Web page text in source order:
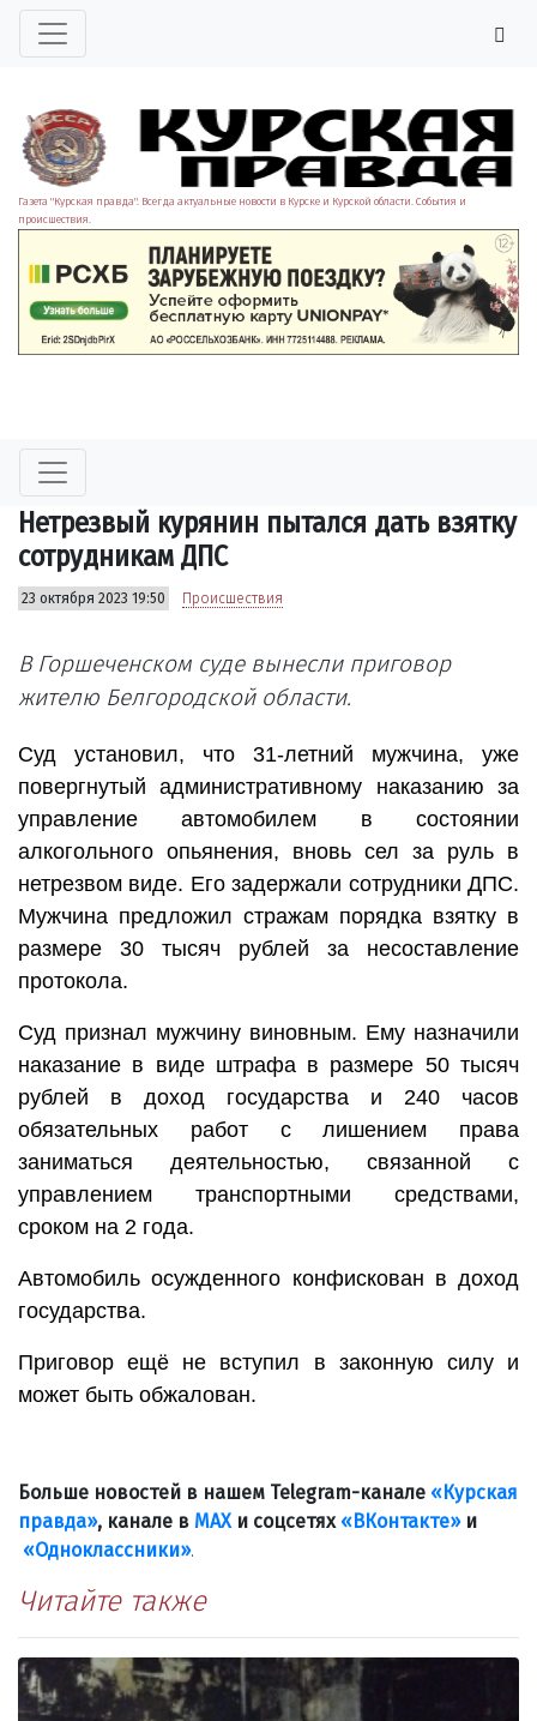
Газета "Курская правда". Всегда актуальные новости в Курске и Курской области. События и
происшествия.
Нетрезвый курянин пытался дать взятку
сотрудникам ДПС
23 октября 2023 19:50 Происшествия
В Горшеченском суде вынесли приговор
жителю Белгородской области.
Суд установил, что 31-летний мужчина, уже
повергнутый административному наказанию за
управление автомобилем в состоянии
алкогольного опьянения, вновь сел за руль в
нетрезвом виде. Его задержали сотрудники ДПС.
Мужчина предложил стражам порядка взятку в
размере 30 тысяч рублей за несоставление
протокола.
Суд признал мужчину виновным. Ему назначили
наказание в виде штрафа в размере 50 тысяч
рублей в доход государства и 240 часов
обязательных работ с лишением права
заниматься деятельностью, связанной с
управлением транспортными средствами,
сроком на 2 года.
Автомобиль осужденного конфискован в доход
государства.
Приговор ещё не вступил в законную силу и
может быть обжалован.
Больше новостей в нашем Telegram-канале «Курская
правда», канале в МАХи соцсетях «ВКонтакте»и
«Одноклассники».
Читайте также